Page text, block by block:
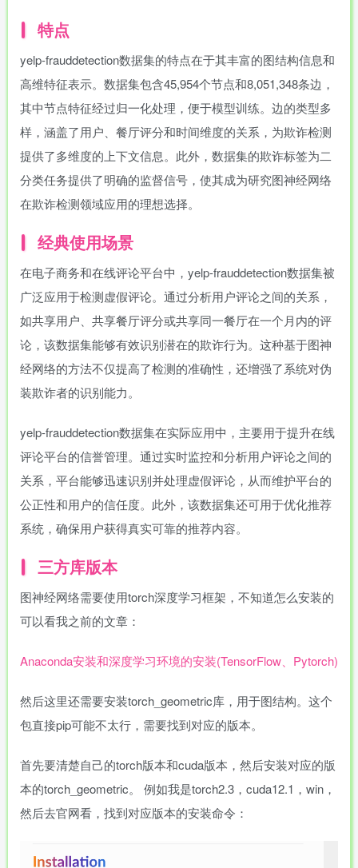
特点
yelp-frauddetection数据集的特点在于其丰富的图结构信息和
高维特征表示。数据集包含45,954个节点和8,051,348条边，
其中节点特征经过归一化处理，便于模型训练。边的类型多
样，涵盖了用户、餐厅评分和时间维度的关系，为欺诈检测
提供了多维度的上下文信息。此外，数据集的欺诈标签为二
分类任务提供了明确的监督信号，使其成为研究图神经网络
在欺诈检测领域应用的理想选择。
经典使用场景
在电子商务和在线评论平台中，yelp-frauddetection数据集被
广泛应用于检测虚假评论。通过分析用户评论之间的关系，
如共享用户、共享餐厅评分或共享同一餐厅在一个月内的评
论，该数据集能够有效识别潜在的欺诈行为。这种基于图神
经网络的方法不仅提高了检测的准确性，还增强了系统对伪
装欺诈者的识别能力。
yelp-frauddetection数据集在实际应用中，主要用于提升在线
评论平台的信誉管理。通过实时监控和分析用户评论之间的
关系，平台能够迅速识别并处理虚假评论，从而维护平台的
公正性和用户的信任度。此外，该数据集还可用于优化推荐
系统，确保用户获得真实可靠的推荐内容。
三方库版本
图神经网络需要使用torch深度学习框架，不知道怎么安装的
可以看我之前的文章：
Anaconda安装和深度学习环境的安装(TensorFlow、Pytorch)
然后这里还需要安装torch_geometric库，用于图结构。这个
包直接pip可能不太行，需要找到对应的版本。
首先要清楚自己的torch版本和cuda版本，然后安装对应的版
本的torch_geometric。 例如我是torch2.3，cuda12.1，win，
然后去官网看，找到对应版本的安装命令：